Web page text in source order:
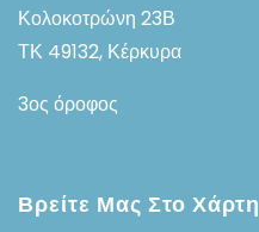
Κολοκοτρώνη 23Β
ΤΚ 49132, Κέρκυρα
3ος όροφος
Βρείτε Μας Στο Χάρτη